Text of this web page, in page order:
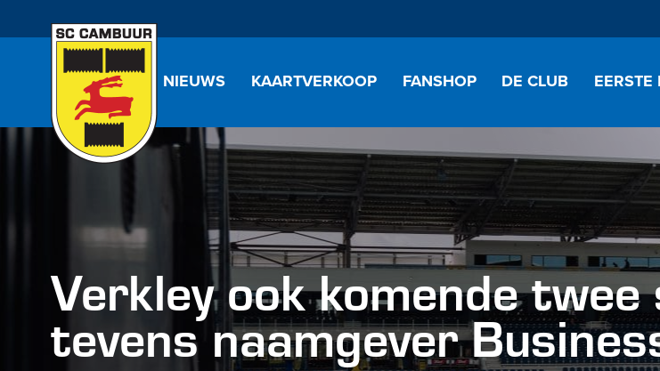
NIEUWS KAARTVERKOOP FANSHOP DE CLUB EERSTE
Verkley ook komende
tevens naamgever